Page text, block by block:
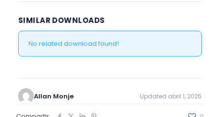
SIMILAR DOWNLOADS
No related download found!
Allan Monje Updated abril 1, 2025